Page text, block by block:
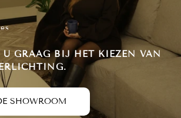
GRAAG BIJ HET KIEZEN VAN
SHOWROOM